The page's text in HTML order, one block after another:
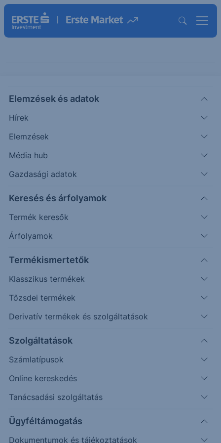
Elemzések és adatok
Hírek
Elemzések
Média hub
Gazdasági adatok
Keresés és árfolyamok
Termék keresők
Árfolyamok
Termékismertetők
Klasszikus termékek
Tőzsdei termékek
Derivatív termékek és szolgáltatások
Szolgáltatások
Számlatípusok
Online kereskedés
Tanácsadási szolgáltatás
Ügyféltámogatás
Dokumentumok és tájékoztatások
Témák szerint
Keresés
3555 találat cikkeink között
Behúzta a kéziféket az amerikai
munkaerőpiac
Meglepetésre 23 ezerrel csökkent a nem-
Államokban. Ez jócskán rácáfol az előzetes